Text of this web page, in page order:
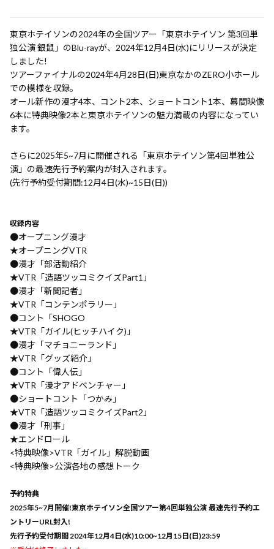
東京ホテイソンの2024年の全国ツアー「東京ホテイソン 第3回単
独公演 銀鼠」のBlu-rayが、2024年12月4日(水)にリリースが決定
しました!
ツアーファイナルの2024年4月28日(日)東京なかのZERO小ホール
での模様を収録。
オール新作の漫才4本、コント2本、ショートコント1本、幕間映像
6本に特典映像2本と東京ホテイソンの魅力満載の内容になってい
ます。
さらに2025年5~7月に開催される「東京ホテイソン第4回単独公
演」の最速先行予約案内が封入されます。
(先行予約受付期間:12月4日(水)~15日(日))
収録内容
●オープニング漫才
★オープニングVTR
●漫才「部活動紹介
★VTR「造語ツッコミクイズPart1」
●漫才「新聞記者」
★VTR「コンテンポラリー」
●コント「SHOGO
★VTR「ガイル(ヒッチハイク)」
●漫才「マチョニーランド」
★VTR「グッズ紹介」
●コント「偉人伝」
★VTR「漫才アドベンチャー」
●ショートコント「つかみ」
★VTR「造語ツッコミクイズPart2」
●漫才「刑事」
★エンドロール
<特典映像>VTR「ガイル」解説動画
<特典映像>公演各地の感想トーク
予約特典
2025年5~7月開催!東京ホテイソン全国ツアー第4回単独公演 最速先行予約エ
ントリーURL封入!
先行予約受付期間 2024年12月4日(水)10:00~12月15日(日)23:59